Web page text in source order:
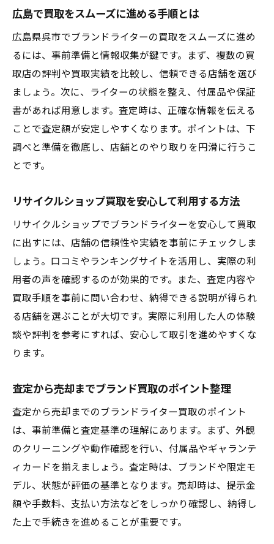
広島で買取をスムーズに進める手順とは
広島県呉市でブランドライターの買取をスムーズに進め
るには、事前準備と情報収集が鍵です。まず、複数の買
取店の評判や買取実績を比較し、信頼できる店舗を選び
ましょう。次に、ライターの状態を整え、付属品や保証
書があれば用意します。査定時は、正確な情報を伝える
ことで査定額が安定しやすくなります。ポイントは、下
調べと準備を徹底し、店舗とのやり取りを円滑に行うこ
とです。
リサイクルショップ買取を安心して利用する方法
リサイクルショップでブランドライターを安心して買取
に出すには、店舗の信頼性や実績を事前にチェックしま
しょう。口コミやランキングサイトを活用し、実際の利
用者の声を確認するのが効果的です。また、査定内容や
買取手順を事前に問い合わせ、納得できる説明が得られ
る店舗を選ぶことが大切です。実際に利用した人の体験
談や評判を参考にすれば、安心して取引を進めやすくな
ります。
査定から売却までブランド買取のポイント整理
査定から売却までのブランドライター買取のポイント
は、事前準備と査定基準の理解にあります。まず、外観
のクリーニングや動作確認を行い、付属品やギャランテ
ィカードを揃えましょう。査定時は、ブランドや限定モ
デル、状態が評価の基準となります。売却時は、提示金
額や手数料、支払い方法などをしっかり確認し、納得し
た上で手続きを進めることが重要です。